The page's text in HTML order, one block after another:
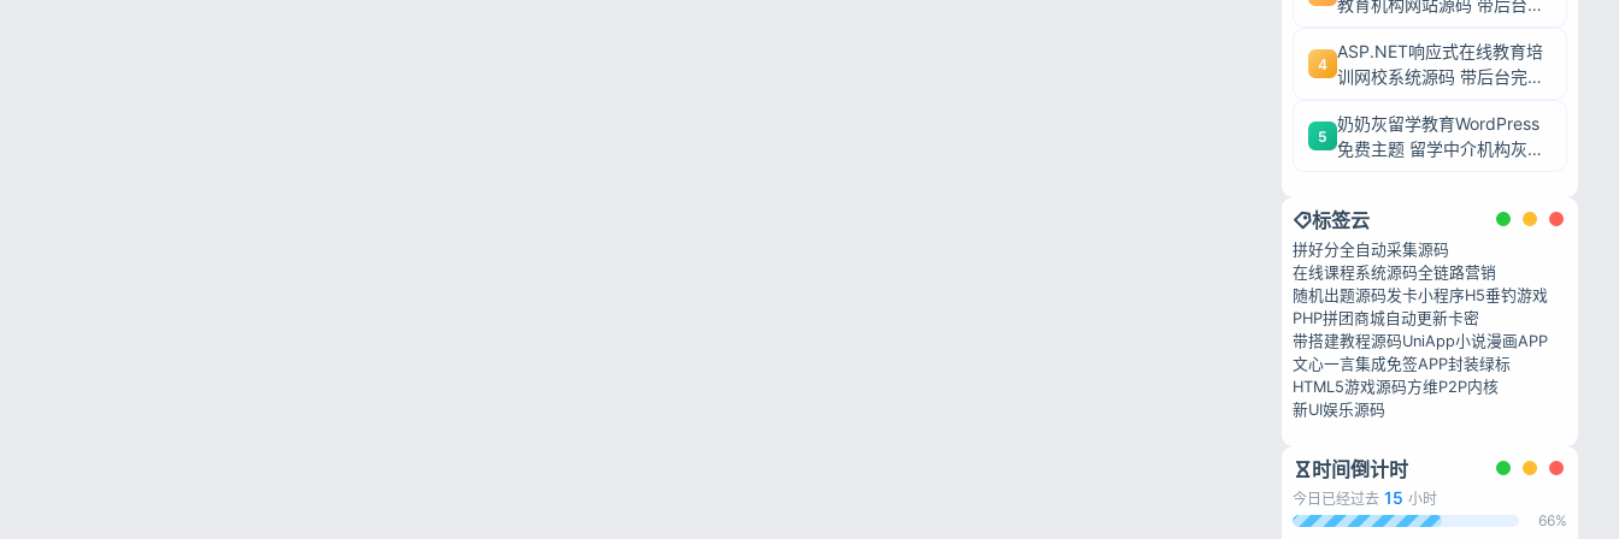
教育机构网站源码 带后台完
4
ASP.NET响应式在线教育培
训网校系统源码 带后台完整
5
奶奶灰留学教育WordPress
免费主题 留学中介机构灰色
标签云
拼好分全自动采集源码
在线课程系统源码全链路营销
随机出题源码发卡小程序H5垂钓游戏
PHP拼团商城自动更新卡密
带搭建教程源码UniApp小说漫画APP
文心一言集成免签APP封装绿标
HTML5游戏源码方维P2P内核
新UI娱乐源码
时间倒计时
今日已经过去 15 小时
66%